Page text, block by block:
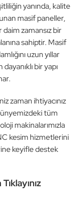
yanında, kalite
masif paneller,
zamansız bir
sahiptir. Masif
uzun yıllar
bir yapı
zaman ihtiyacınız
tüm
makinalarımızla
kesim hizmetlerini
keyifle destek